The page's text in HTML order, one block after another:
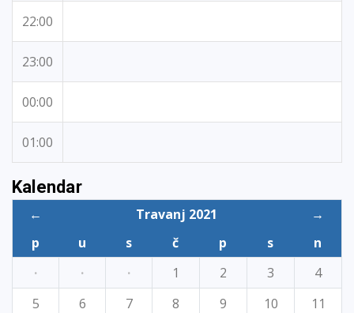
22:00
23:00
00:00
01:00
Kalendar
← Travanj 2021
→
p
u s č p s
n
·
· · 1 2 3
4
5
6 7 8 9 10
11